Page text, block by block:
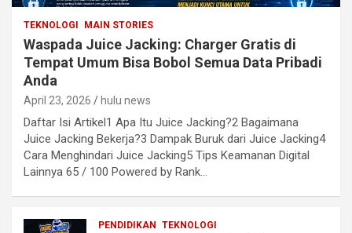
TEKNOLOGI MAIN STORIES
Waspada Juice Jacking: Charger Gratis di
Tempat Umum Bisa Bobol Semua Data Pribadi
Anda
April 23, 2026 hulu news
Daftar Isi Artikel1 Apa Itu Juice Jacking?2 Bagaimana
Juice Jacking Bekerja?3 Dampak Buruk dari Juice Jacking4
Cara Menghindari Juice Jacking5 Tips Keamanan Digital
Lainnya 65 / 100 Powered by Rank…
PENDIDIKAN TEKNOLOGI